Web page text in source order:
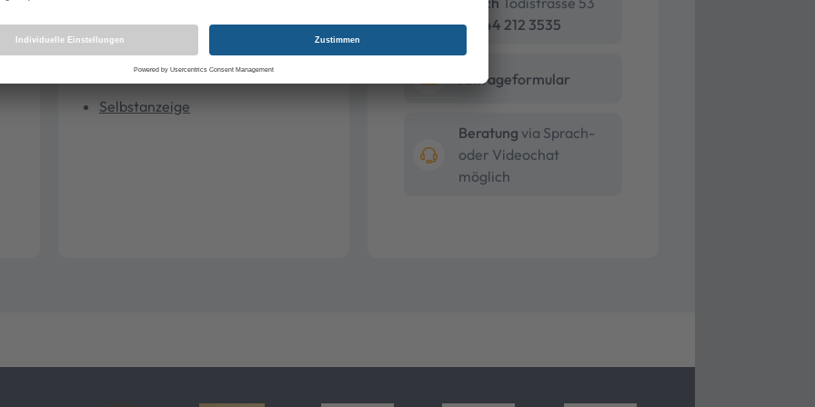
Selbstanzeige
Rechtsberatung
Selbstanzeige
+41 44 212 3535
Anfrageformular
Beratung via Sprach-
oder Videochat
möglich